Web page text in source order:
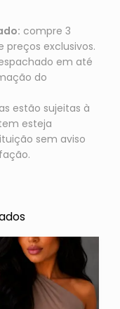
compre 3
preços exclusivos.
em até
do
estão sujeitas à
esteja
sem aviso